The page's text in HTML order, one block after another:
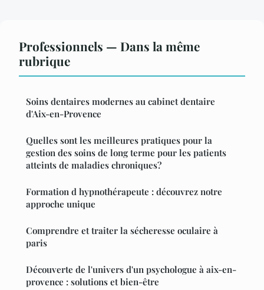
Professionnels — Dans la même
rubrique
Soins dentaires modernes au cabinet dentaire
d'Aix-en-Provence
Quelles sont les meilleures pratiques pour la
gestion des soins de long terme pour les patients
atteints de maladies chroniques?
Formation d hypnothérapeute : découvrez notre
approche unique
Comprendre et traiter la sécheresse oculaire à
paris
Découverte de l'univers d'un psychologue à aix-en-
provence : solutions et bien-être